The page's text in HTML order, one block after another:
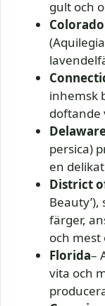
gult och
Colorado
inhemsk
doftande
persica)
en
District
färger,
och
Florida–
vita och